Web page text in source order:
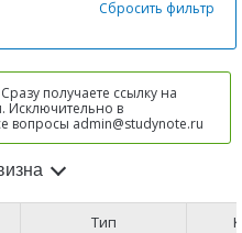
Сбросить фильтр
получаете ссылку на
Исключительно в
вопросы admin@studynote.ru
Тип